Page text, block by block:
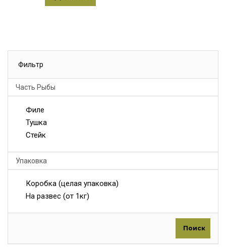
Фильтр
Часть Рыбы
Филе
Тушка
Стейк
Упаковка
Коробка (целая упаковка)
На развес (от 1кг)
Поиск